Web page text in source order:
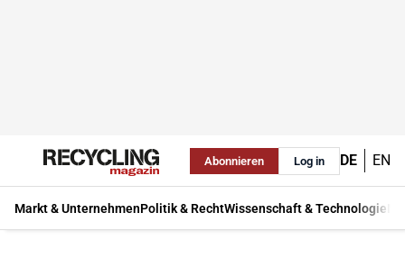
Abonnieren Log in DE EN
Markt & UnternehmenPolitik & RechtWissenschaft & Technologie